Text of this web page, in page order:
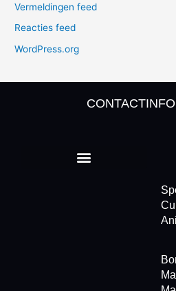
Vermeldingen feed
Reacties feed
WordPress.org